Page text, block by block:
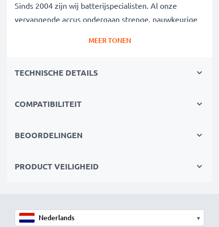
Sinds 2004 zijn wij batterijspecialisten. Al onze
vervangende accus ondergaan strenge, nauwkeurige
Vervang de batterij, niet je apparaat. Het is de
die je geld bespaart en tegelijkertijd je ecologische
Bestel nu!
MEER TONEN
TECHNISCHE DETAILS
COMPATIBILITEIT
BEOORDELINGEN
PRODUCT VEILIGHEID
▾